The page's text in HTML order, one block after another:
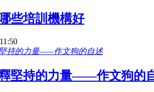
些培訓機構好
堅持的力量——作文狗的